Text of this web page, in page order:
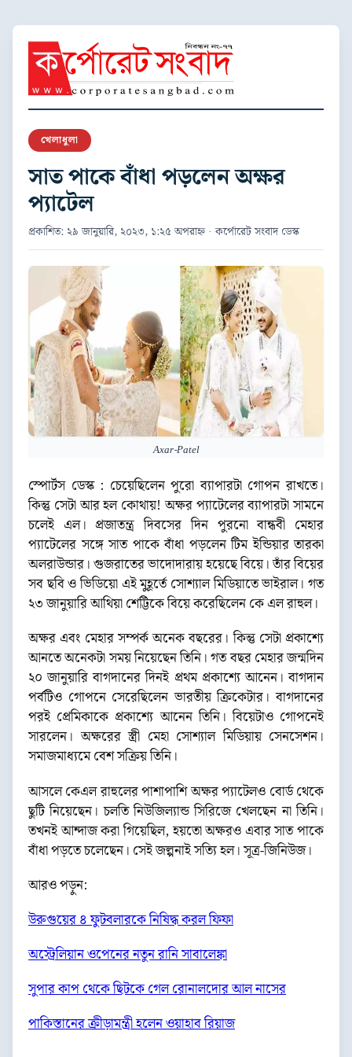
খেলাধুলা
সাত পাকে বাঁধা পড়লেন অক্ষর
প্যাটেল
প্রকাশিত: ২৯ জানুয়ারি, ২০২৩, ১:২৫ অপরাহ্ন · কর্পোরেট সংবাদ ডেস্ক
Axar-Patel
স্পোর্টস ডেস্ক : চেয়েছিলেন পুরো ব্যাপারটা গোপন রাখতে।
কিন্তু সেটা আর হল কোথায়! অক্ষর প্যাটেলের ব্যাপারটা সামনে
চলেই এল। প্রজাতন্ত্র দিবসের দিন পুরনো বান্ধবী মেহার
প্যাটেলের সঙ্গে সাত পাকে বাঁধা পড়লেন টিম ইন্ডিয়ার তারকা
অলরাউন্ডার। গুজরাতের ভাদোদারায় হয়েছে বিয়ে। তাঁর বিয়ের
সব ছবি ও ভিডিয়ো এই মুহূর্তে সোশ্যাল মিডিয়াতে ভাইরাল। গত
২৩ জানুয়ারি আথিয়া শেট্টিকে বিয়ে করেছিলেন কে এল রাহুল।
অক্ষর এবং মেহার সম্পর্ক অনেক বছরের। কিন্তু সেটা প্রকাশ্যে
আনতে অনেকটা সময় নিয়েছেন তিনি। গত বছর মেহার জন্মদিন
২০ জানুয়ারি বাগদানের দিনই প্রথম প্রকাশ্যে আনেন। বাগদান
পর্বটিও গোপনে সেরেছিলেন ভারতীয় ক্রিকেটার। বাগদানের
পরই প্রেমিকাকে প্রকাশ্যে আনেন তিনি। বিয়েটাও গোপনেই
সারলেন। অক্ষরের স্ত্রী মেহা সোশ্যাল মিডিয়ায় সেনসেশন।
সমাজমাধ্যমে বেশ সক্রিয় তিনি।
আসলে কেএল রাহুলের পাশাপাশি অক্ষর প্যাটেলও বোর্ড থেকে
ছুটি নিয়েছেন। চলতি নিউজিল্যান্ড সিরিজে খেলছেন না তিনি।
তখনই আন্দাজ করা গিয়েছিল, হয়তো অক্ষরও এবার সাত পাকে
বাঁধা পড়তে চলেছেন। সেই জল্পনাই সত্যি হল। সূত্র-জিনিউজ।
আরও পড়ুন:
উরুগুয়ের ৪ ফুটবলারকে নিষিদ্ধ করল ফিফা
অস্ট্রেলিয়ান ওপেনের নতুন রানি সাবালেঙ্কা
সুপার কাপ থেকে ছিটকে গেল রোনালদোর আল নাসের
পাকিস্তানের ক্রীড়ামন্ত্রী হলেন ওয়াহাব রিয়াজ